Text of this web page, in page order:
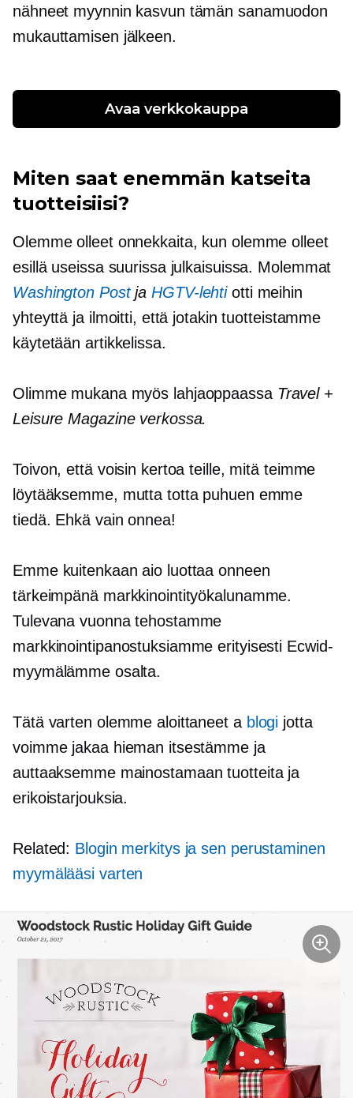
nähneet myynnin kasvun tämän sanamuodon
mukauttamisen jälkeen.
Avaa verkkokauppa
Miten saat enemmän katseita
tuotteisiisi?
Olemme olleet onnekkaita, kun olemme olleet
esillä useissa suurissa julkaisuissa. Molemmat
Washington PostjaHGTV-lehtiotti meihin
yhteyttä ja ilmoitti, että jotakin tuotteistamme
käytetään artikkelissa.
Olimme mukana myös lahjaoppaassa Travel +
Leisure Magazine verkossa.
Toivon, että voisin kertoa teille, mitä teimme
löytääksemme, mutta totta puhuen emme
tiedä. Ehkä vain onnea!
Emme kuitenkaan aio luottaa onneen
tärkeimpänä markkinointityökalunamme.
Tulevana vuonna tehostamme
markkinointipanostuksiamme erityisesti Ecwid-
myymälämme osalta.
Tätä varten olemme aloittaneet a blogi jotta
voimme jakaa hieman itsestämme ja
auttaaksemme mainostamaan tuotteita ja
erikoistarjouksia.
Related: Blogin merkitys ja sen perustaminen
myymälääsi varten